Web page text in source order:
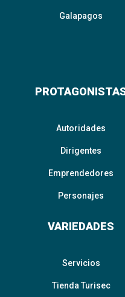
Galapagos
Autoridades
Dirigentes
Emprendedores
Personajes
VARIEDADES
Servicios
Tienda Turisec